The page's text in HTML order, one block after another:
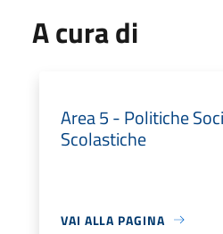
A cura di
Area 5 - Politiche
Scolastiche
VAI ALLA PAGINA